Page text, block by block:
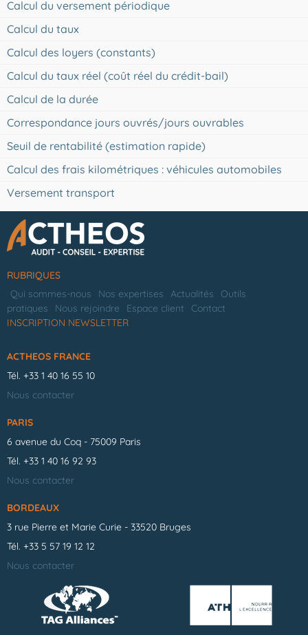
Calcul du versement périodique
Calcul du taux
Calcul des loyers (constants)
Calcul du taux réel (coût réel du crédit-bail)
Calcul de la durée
Correspondance jours ouvrés/jours ouvrables
Seuil de rentabilité (estimation rapide)
Calcul des frais kilométriques : véhicules automobiles
Versement transport
RUBRIQUES
Qui sommes-nous
Nos expertises Actualités
Outils
pratiques
Nous rejoindre Espace client
Contact
INSCRIPTION NEWSLETTER
ACTHEOS FRANCE
Tél. +33 1 40 16 55 10
Nous contacter
PARIS
6 avenue du Coq - 75009 Paris
Tél. +33 1 40 16 92 93
Nous contacter
BORDEAUX
3 rue Pierre et Marie Curie - 33520 Bruges
Tél. +33 5 57 19 12 12
Nous contacter